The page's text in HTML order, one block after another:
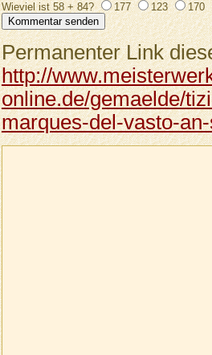
Wieviel ist 58 + 84?
177 123 170
Permanenter Link
http://
online.de/gemaelde/
marques-del-vasto-